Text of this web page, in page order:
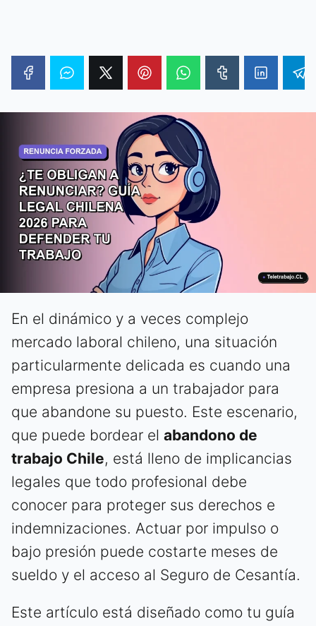
En el dinámico y a veces complejo
mercado laboral chileno, una situación
particularmente delicada es cuando una
empresa presiona a un trabajador para
que abandone su puesto. Este escenario,
que puede bordear el abandono de
trabajo Chile, está lleno de implicancias
legales que todo profesional debe
conocer para proteger sus derechos e
indemnizaciones. Actuar por impulso o
bajo presión puede costarte meses de
sueldo y el acceso al Seguro de Cesantía.
Este artículo está diseñado como tu guía